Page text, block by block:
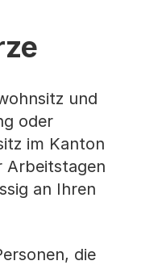
und
oder
im Kanton
Arbeitstagen
an Ihren
die